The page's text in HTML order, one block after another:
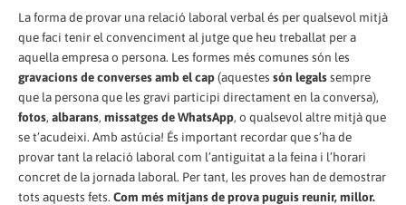
La forma de provar una relació laboral verbal és per qualsevol mitjà
que faci tenir el convenciment al jutge que heu treballat per a
aquella empresa o persona. Les formes més comunes són les
gravacions de converses amb el cap(aquestes són legalssempre
que la persona que les gravi participi directament en la conversa),
fotos, albarans, missatges de WhatsApp, o qualsevol altre mitjà que
se t’acudeixi. Amb astúcia! És important recordar que s’ha de
provar tant la relació laboral com l’antiguitat a la feina i l’horari
concret de la jornada laboral. Per tant, les proves han de demostrar
tots aquests fets. Com més mitjans de prova puguis reunir, millor.